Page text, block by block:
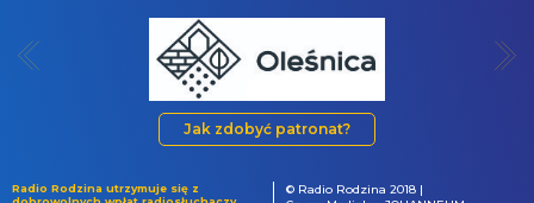
Jak zdobyć patronat?
Radio Rodzina utrzymuje się z
© Radio Rodzina 2018 |